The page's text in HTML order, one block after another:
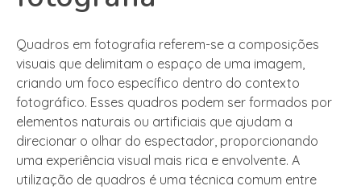
Quadros em fotografia referem-se a composições
visuais que delimitam o espaço de uma imagem,
criando um foco específico dentro do contexto
fotográfico. Esses quadros podem ser formados por
elementos naturais ou artificiais que ajudam a
direcionar o olhar do espectador, proporcionando
uma experiência visual mais rica e envolvente. A
utilização de quadros é uma técnica comum entre